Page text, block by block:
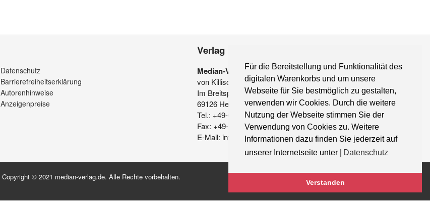
Für die Bereitstellung und Funktionalität des
digitalen Warenkorbs und um unsere
Webseite für Sie bestmöglich zu gestalten,
verwenden wir Cookies. Durch die weitere
Nutzung der Webseite stimmen Sie der
Verwendung von Cookies zu. Weitere
Informationen dazu finden Sie jederzeit auf
unserer Internetseite unter |
Datenschutz
Verstanden
Datenschutz
Barrierefreiheitserklärung
Autorenhinweise
Anzeigenpreise
Verlag
Median-Verlag
von Killisch-Horn GmbH
Im Breitspiel 11 a
69126 Heidelberg
Tel.: +49-6221-90 509-0
Fax: +49-6221-90 509-20
E-Mail: info@median-verlag.de
Copyright © 2021 median-verlag.de. Alle Rechte vorbehalten.